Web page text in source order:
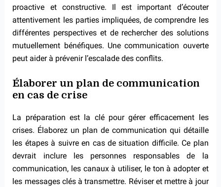
proactive et constructive. Il est important d’écouter
attentivement les parties impliquées, de comprendre les
différentes perspectives et de rechercher des solutions
mutuellement bénéfiques. Une communication ouverte
peut aider à prévenir l’escalade des conflits.
Élaborer un plan de communication
en cas de crise
La préparation est la clé pour gérer efficacement les
crises. Élaborez un plan de communication qui détaille
les étapes à suivre en cas de situation difficile. Ce plan
devrait inclure les personnes responsables de la
communication, les canaux à utiliser, le ton à adopter et
les messages clés à transmettre. Réviser et mettre à jour